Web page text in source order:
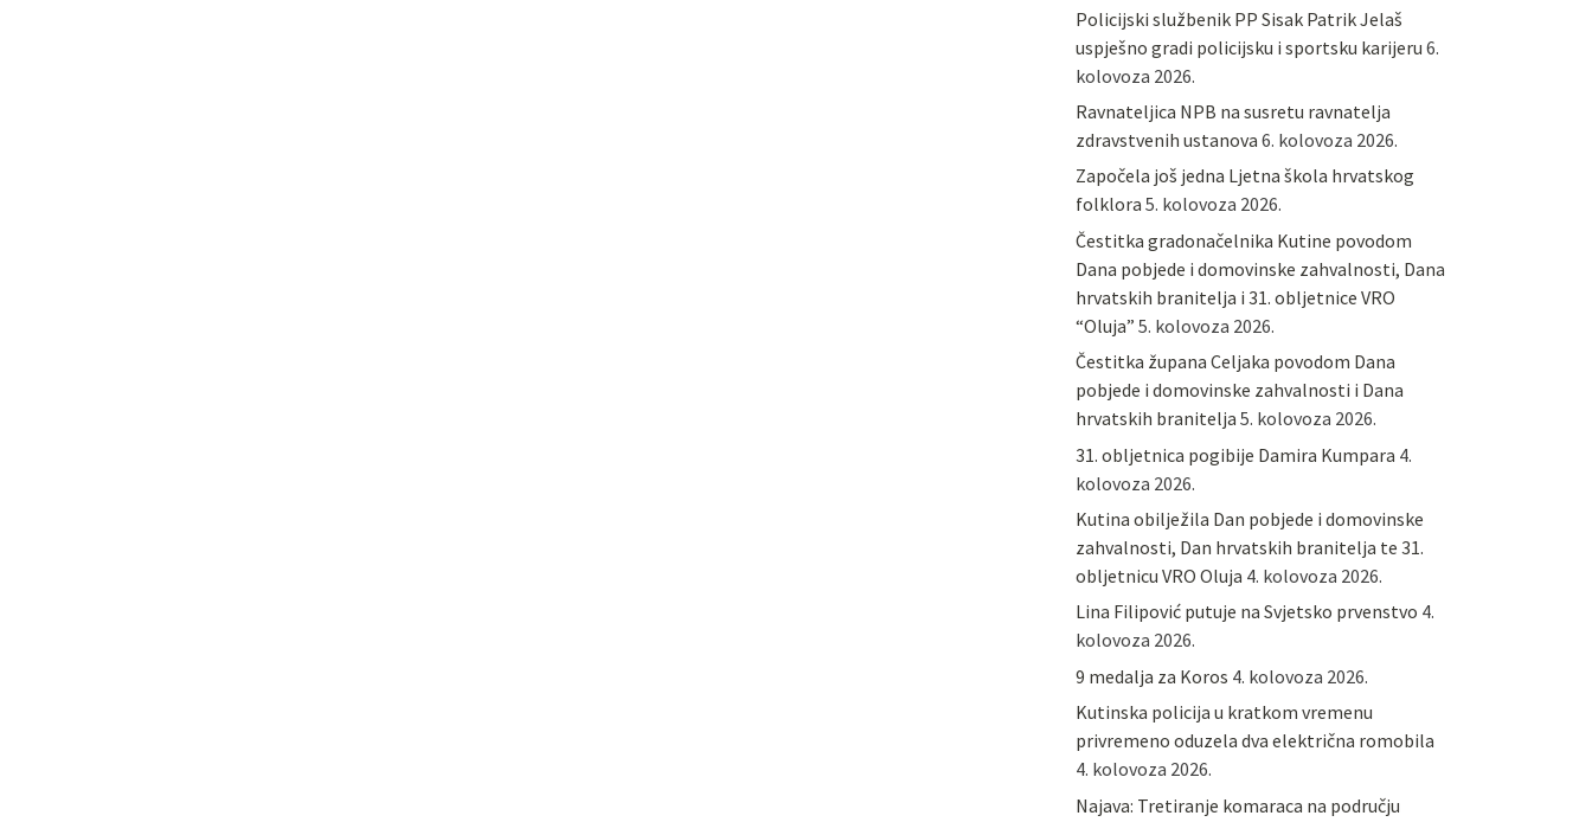
Policijski službenik PP Sisak Patrik Jelaš
uspješno gradi policijsku i sportsku karijeru 6.
kolovoza 2026.
Ravnateljica NPB na susretu ravnatelja
zdravstvenih ustanova 6. kolovoza 2026.
Započela još jedna Ljetna škola hrvatskog
folklora 5. kolovoza 2026.
Čestitka gradonačelnika Kutine povodom
Dana pobjede i domovinske zahvalnosti, Dana
hrvatskih branitelja i 31. obljetnice VRO
“Oluja” 5. kolovoza 2026.
Čestitka župana Celjaka povodom Dana
pobjede i domovinske zahvalnosti i Dana
hrvatskih branitelja 5. kolovoza 2026.
31. obljetnica pogibije Damira Kumpara 4.
kolovoza 2026.
Kutina obilježila Dan pobjede i domovinske
zahvalnosti, Dan hrvatskih branitelja te 31.
obljetnicu VRO Oluja 4. kolovoza 2026.
Lina Filipović putuje na Svjetsko prvenstvo 4.
kolovoza 2026.
9 medalja za Koros 4. kolovoza 2026.
Kutinska policija u kratkom vremenu
privremeno oduzela dva električna romobila
4. kolovoza 2026.
Najava: Tretiranje komaraca na području